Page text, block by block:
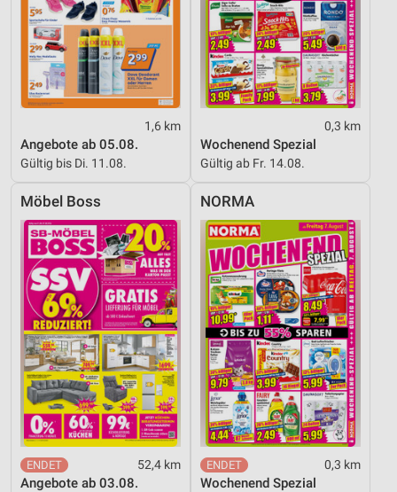
1,6 km
Angebote ab 05.08.
Gültig bis Di. 11.08.
0,3 km
Wochenend Spezial
Gültig ab Fr. 14.08.
Möbel Boss
52,4 km
Angebote ab 03.08.
NORMA
0,3 km
Wochenend Spezial